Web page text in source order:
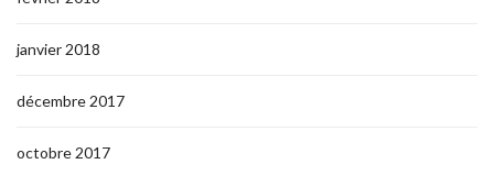
janvier 2018
décembre 2017
octobre 2017